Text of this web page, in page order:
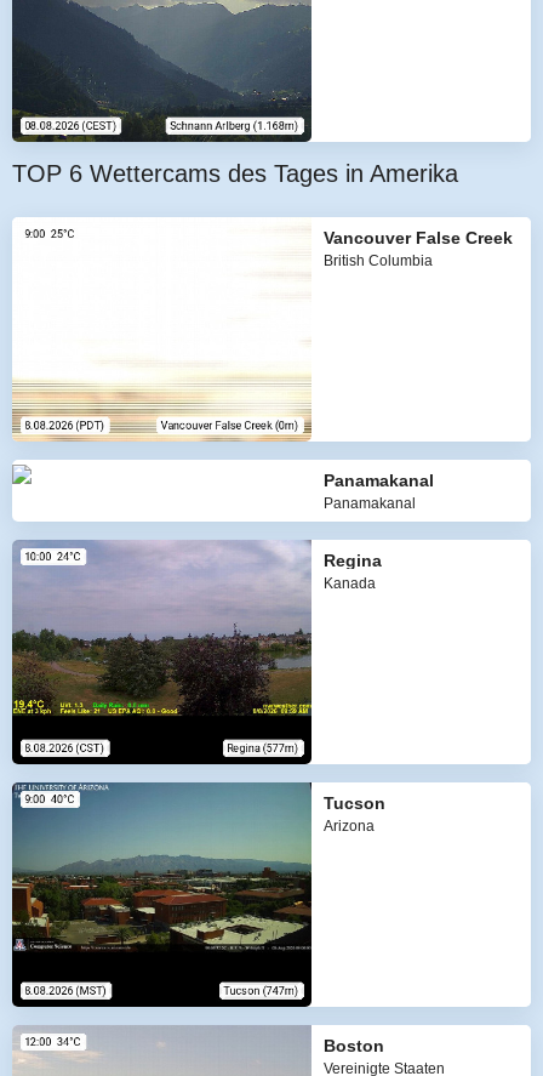
TOP 6 Wettercams des Tages in Amerika
Vancouver False Creek
British Columbia
Panamakanal
Panamakanal
Regina
Kanada
Tucson
Arizona
Boston
Vereinigte Staaten